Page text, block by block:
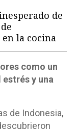
de
la cocina
como un
y una
de Indonesia,